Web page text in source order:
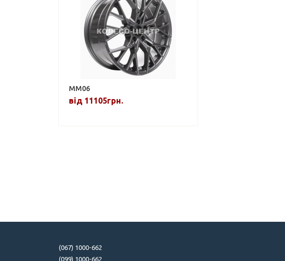
MM06
від 11105грн.
(067) 1000-662
(099) 1000-662